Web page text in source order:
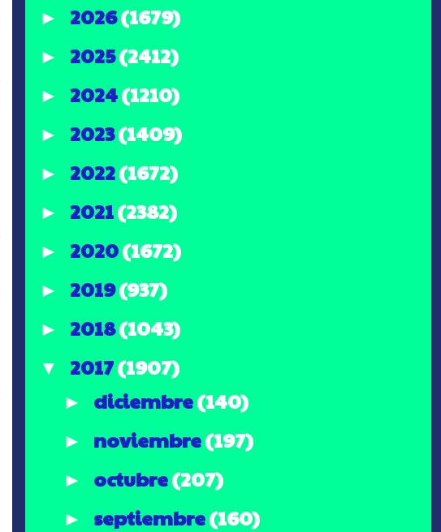
► 2026(1679)
► 2025(2412)
► 2024(1210)
► 2023(1409)
► 2022(1672)
► 2021(2382)
► 2020(1672)
► 2019(937)
► 2018(1043)
▼ 2017(1907)
► diciembre(140)
► noviembre(197)
► octubre(207)
► septiembre(160)